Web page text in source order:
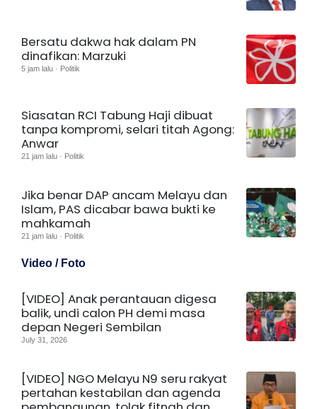
Bersatu dakwa hak dalam PN
dinafikan: Marzuki
5 jam lalu · Politik
Siasatan RCI Tabung Haji dibuat
tanpa kompromi, selari titah Agong:
Anwar
21 jam lalu · Politik
Jika benar DAP ancam Melayu dan
Islam, PAS dicabar bawa bukti ke
mahkamah
21 jam lalu · Politik
Video / Foto
[VIDEO] Anak perantauan digesa
balik, undi calon PH demi masa
depan Negeri Sembilan
July 31, 2026
[VIDEO] NGO Melayu N9 seru rakyat
pertahan kestabilan dan agenda